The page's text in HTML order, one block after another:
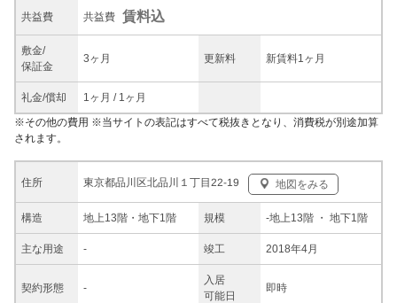
共益費 共益費 賃料込
敷金/
保証金
3ヶ月 更新料 新賃料1ヶ月
礼金/償却 1ヶ月 / 1ヶ月
住所 東京都品川区北品川１丁目22-19 地図をみる
構造 地上13階・地下1階 規模 -地上13階 ・ 地下1階
主な用途 - 竣工 2018年4月
契約形態 -
入居
可能日
即時
※その他の費用 ※当サイトの表記はすべて税抜きとなり、消費税が別途加算
されます。